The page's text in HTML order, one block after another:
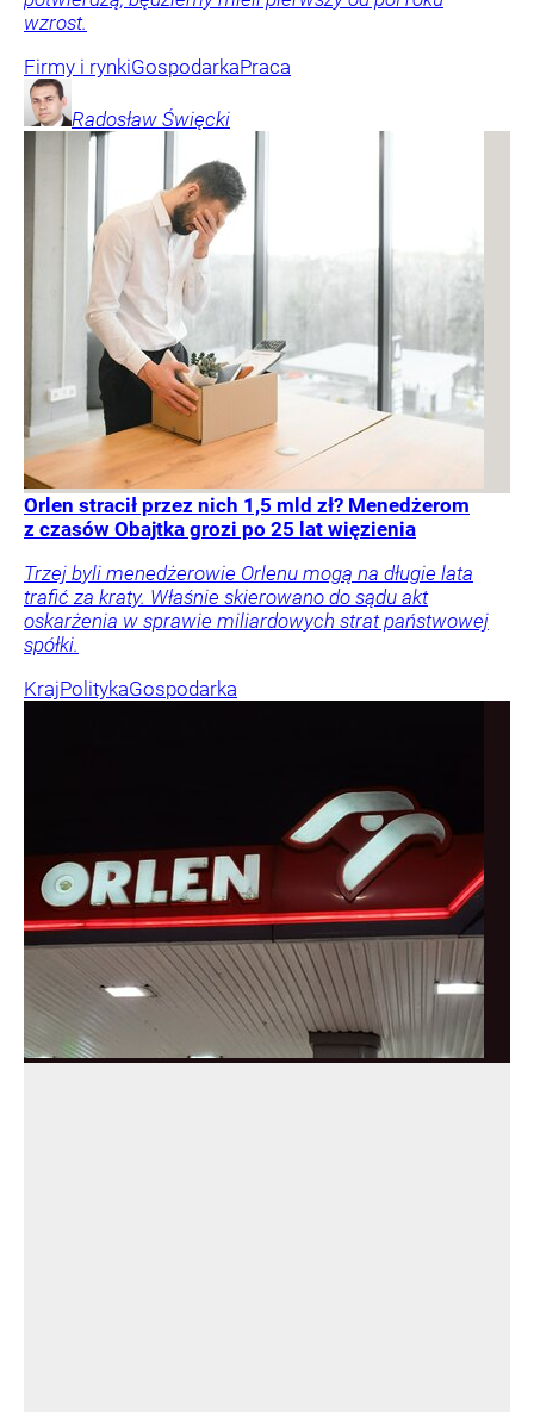
wzrost.
Firmy i rynkiGospodarkaPraca
Radosław Święcki
Orlen stracił przez nich 1,5 mld zł? Menedżerom
z czasów Obajtka grozi po 25 lat więzienia
Trzej byli menedżerowie Orlenu mogą na długie lata
trafić za kraty. Właśnie skierowano do sądu akt
oskarżenia w sprawie miliardowych strat państwowej
spółki.
KrajPolitykaGospodarka